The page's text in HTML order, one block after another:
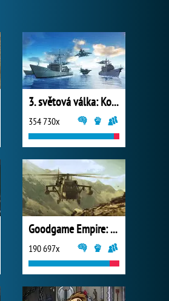
3. světová válka: Konflikt národů
354 730x
Goodgame Empire: World War 3
190 697x